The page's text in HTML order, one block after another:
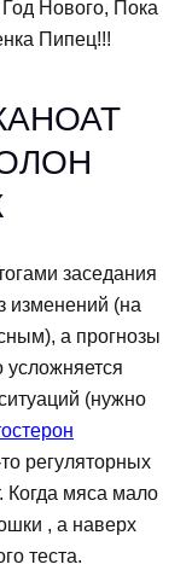
Нового, Пока
Пипец!!!
заседания
изменений (на
а прогнозы
усложняется
(нужно
регуляторных
Когда мяса мало
, а наверх
теста.